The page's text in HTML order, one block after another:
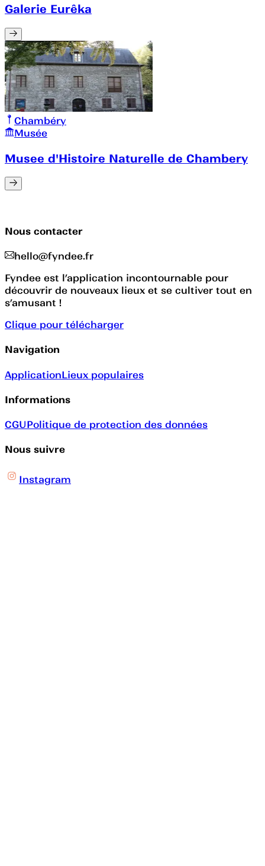
Galerie Eurêka
Chambéry
Musée
Musee d'Histoire Naturelle de Chambery
Nous contacter
hello@fyndee.fr
Fyndee est l’application incontournable pour
découvrir de nouveaux lieux et se cultiver tout en
s’amusant !
Clique pour télécharger
Navigation
ApplicationLieux populaires
Informations
CGUPolitique de protection des données
Nous suivre
Instagram